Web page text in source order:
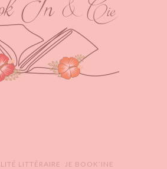
LITTÉRAIRE JE BOOK’INE